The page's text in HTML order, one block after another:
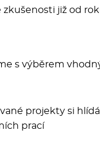
zkušenosti již od
s výběrem
projekty si
prací